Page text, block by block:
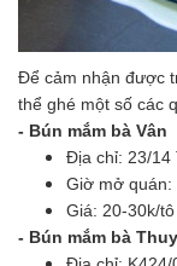
Để cảm nhận được
thể ghé một số các
- Bún mắm bà Vân
Địa chỉ: 23/14
Giờ mở quán:
Giá: 20-30k/tô
- Bún mắm bà